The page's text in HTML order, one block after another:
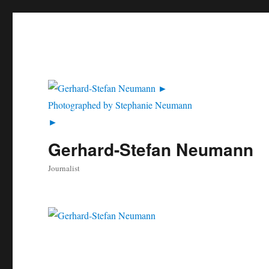
Gerhard-Stefan Neumann
Journalist